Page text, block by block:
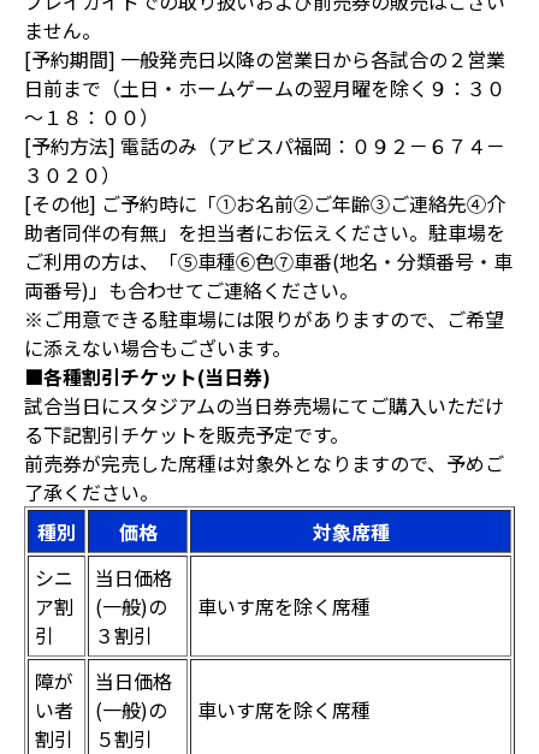
ません。
[予約期間] 一般発売日以降の営業日から各試合の２営業
日前まで（土日・ホームゲームの翌月曜を除く９：３０
～１８：００）
[予約方法] 電話のみ（アビスパ福岡：０９２－６７４－
３０２０）
[その他] ご予約時に「①お名前②ご年齢③ご連絡先④介
助者同伴の有無」を担当者にお伝えください。駐車場を
ご利用の方は、「⑤車種⑥色⑦車番(地名・分類番号・車
両番号)」も合わせてご連絡ください。
※ご用意できる駐車場には限りがありますので、ご希望
に添えない場合もございます。
■各種割引チケット(当日券)
試合当日にスタジアムの当日券売場にてご購入いただけ
る下記割引チケットを販売予定です。
前売券が完売した席種は対象外となりますので、予めご
了承ください。
種別
価格
対象席種
シニ
ア割
引
当日価格
(一般)の
３割引
車いす席を除く席種
障が
い者
割引
当日価格
(一般)の
５割引
車いす席を除く席種